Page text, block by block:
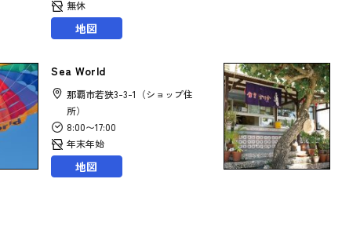
無休
地図
Sea World
那覇市若狭3-3-1（ショップ住
所）
8:00〜17:00
年末年始
地図